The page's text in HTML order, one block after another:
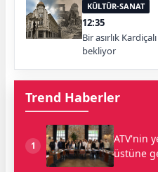
KÜLTÜR-SANAT
12:35
Bir asırlık
bekliyor
Trend Haberler
1
ATV'nin
üstüne